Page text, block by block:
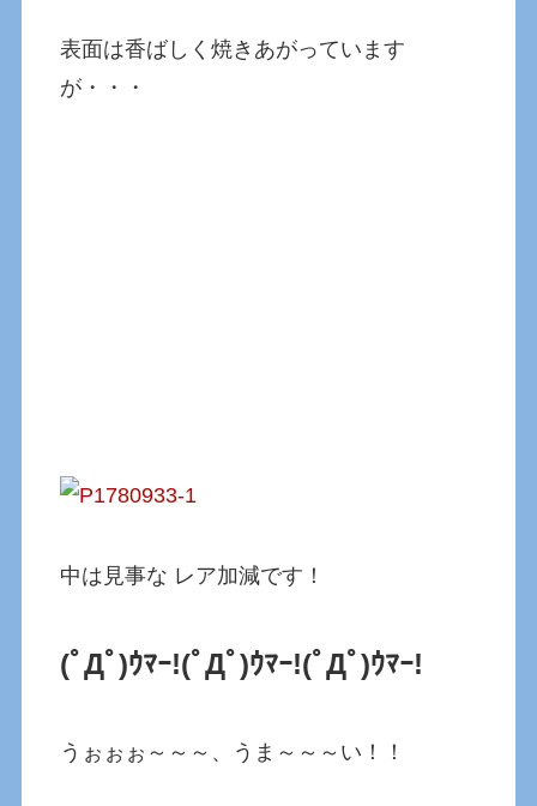
表面は香ばしく焼きあがっています
が・・・
中は見事な レア加減です！
(ﾟДﾟ)ｳﾏｰ!(ﾟДﾟ)ｳﾏｰ!(ﾟДﾟ)ｳﾏｰ!
うぉぉぉ～～～、うま～～～い！！